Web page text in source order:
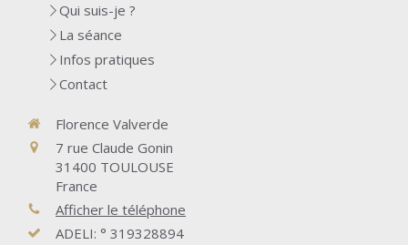
Qui suis-je ?
La séance
Infos pratiques
Contact
Florence Valverde
7 rue Claude Gonin
31400 TOULOUSE
France
Afficher le téléphone
ADELI: ° 319328894